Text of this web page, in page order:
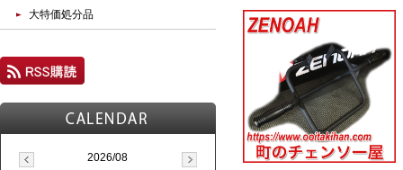
大特価処分品
2026/08